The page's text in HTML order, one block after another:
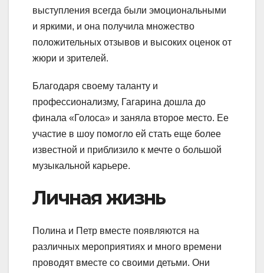
выступления всегда были эмоциональными
и яркими, и она получила множество
положительных отзывов и высоких оценок от
жюри и зрителей.
Благодаря своему таланту и
профессионализму, Гагарина дошла до
финала «Голоса» и заняла второе место. Ее
участие в шоу помогло ей стать еще более
известной и приблизило к мечте о большой
музыкальной карьере.
Личная жизнь
Полина и Петр вместе появляются на
различных мероприятиях и много времени
проводят вместе со своими детьми. Они